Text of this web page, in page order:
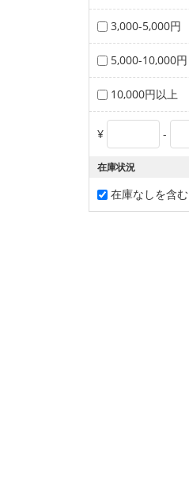
3,000-5,000円
5,000-10,000円
10,000円以上
¥ -
在庫状況
在庫なしを含む